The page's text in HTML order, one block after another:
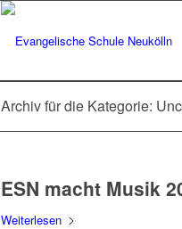
Archiv für die Kategorie:
ESN macht Musik
Weiterlesen